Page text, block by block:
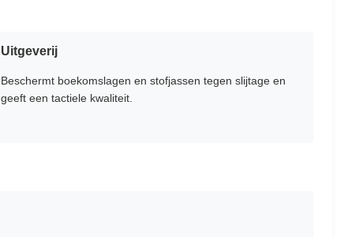
Uitgeverij
Beschermt boekomslagen en stofjassen tegen slijtage en
geeft een tactiele kwaliteit.